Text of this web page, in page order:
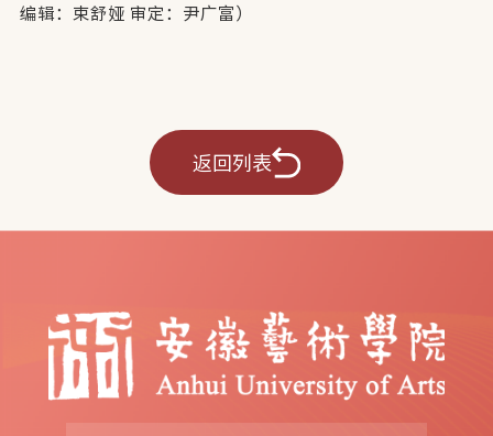
编辑：束舒娅 审定：尹广富）
返回列表